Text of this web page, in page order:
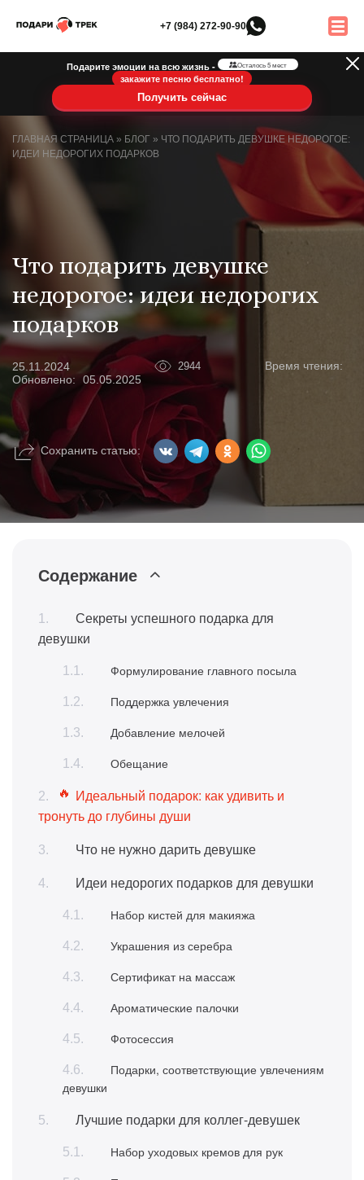
+7 (984) 272-90-90
Подарите эмоции на всю жизнь - Осталось 5 мест
закажите песню бесплатно!
Получить сейчас
ГЛАВНАЯ СТРАНИЦА » БЛОГ » ЧТО ПОДАРИТЬ ДЕВУШКЕ НЕДОРОГОЕ:
ИДЕИ НЕДОРОГИХ ПОДАРКОВ
Что подарить девушке
недорогое: идеи недорогих
подарков
25.11.2024 2944
Время чтения:
Обновлено:
05.05.2025
Сохранить статью:
Содержание
Секреты успешного подарка для
девушки
Формулирование главного посыла
Поддержка увлечения
Добавление мелочей
Обещание
Идеальный подарок: как удивить и
тронуть до глубины души
Что не нужно дарить девушке
Идеи недорогих подарков для девушки
Набор кистей для макияжа
Украшения из серебра
Сертификат на массаж
Ароматические палочки
Фотосессия
Подарки, соответствующие увлечениям
девушки
Лучшие подарки для коллег-девушек
Набор уходовых кремов для рук